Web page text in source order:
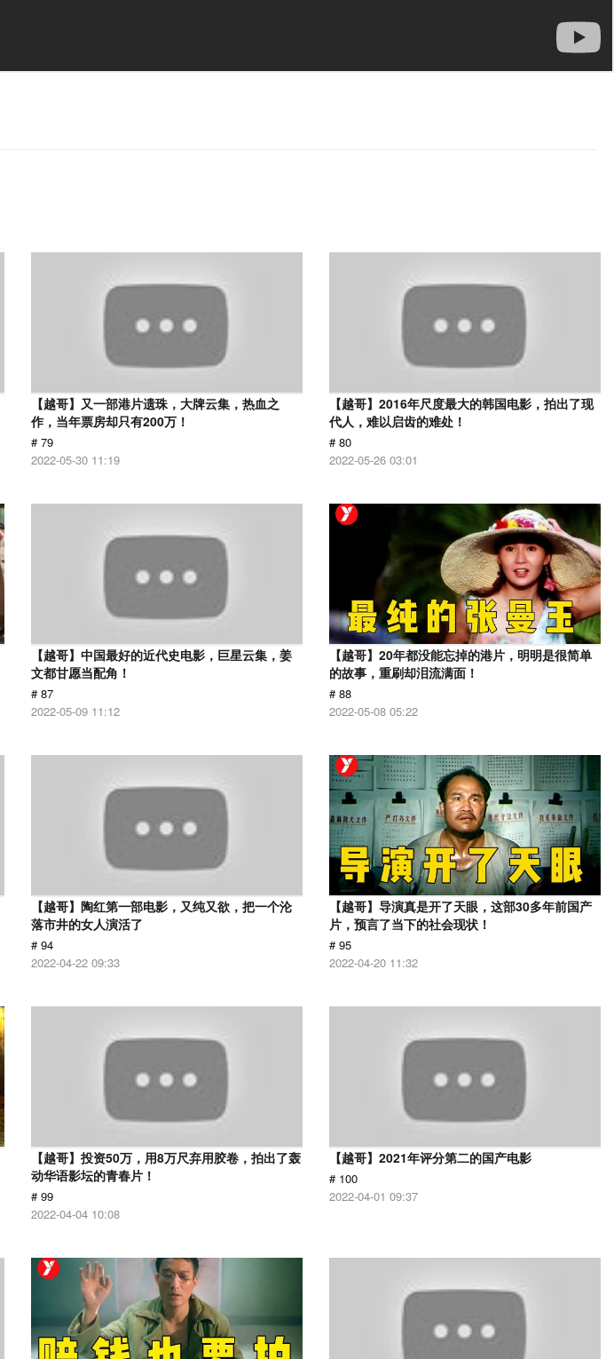
【越哥】又一部港片遗珠，大牌云集，热血之
作，当年票房却只有200万！
# 79
2022-05-30 11:19
【越哥】2016年尺度最大的韩国电影，拍出了现
代人，难以启齿的难处！
# 80
2022-05-26 03:01
【越哥】中国最好的近代史电影，巨星云集，姜
文都甘愿当配角！
# 87
2022-05-09 11:12
【越哥】20年都没能忘掉的港片，明明是很简单
的故事，重刷却泪流满面！
# 88
2022-05-08 05:22
【越哥】陶红第一部电影，又纯又欲，把一个沦
落市井的女人演活了
# 94
2022-04-22 09:33
【越哥】导演真是开了天眼，这部30多年前国产
片，预言了当下的社会现状！
# 95
2022-04-20 11:32
【越哥】投资50万，用8万尺弃用胶卷，拍出了轰
动华语影坛的青春片！
# 99
2022-04-04 10:08
【越哥】2021年评分第二的国产电影
# 100
2022-04-01 09:37